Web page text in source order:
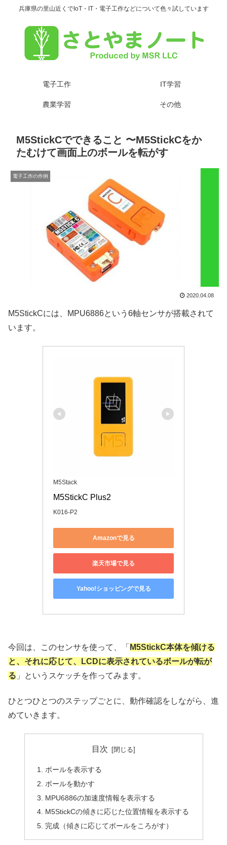
兵庫県の里山近くでIoT・IT・電子工作などについて色々試しています
電子工作 IT学習
農業学習 その他
M5StickCでできること 〜M5StickCをか
たむけて画面上のボールを転がす
電子工作の作例
2020.04.08
M5StickCには、MPU6886という6軸センサが搭載されて
います。
M5Stack
M5StickC Plus2
K016-P2
Amazonで見る
楽天市場で見る
Yahoo!ショッピングで見る
今回は、このセンサを使って、「 M5StickC本体を傾ける
と、それに応じて、LCDに表示されているボールが転が
る 」というスケッチを作ってみます。
ひとつひとつのステップごとに、動作確認をしながら、進
めていきます。
目次
ボールを表示する
ボールを動かす
MPU6886の加速度情報を表示する
M5StickCの傾きに応じた位置情報を表示する
完成（傾きに応じてボールをころがす）